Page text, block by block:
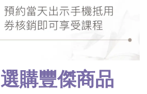
購豐傑商品